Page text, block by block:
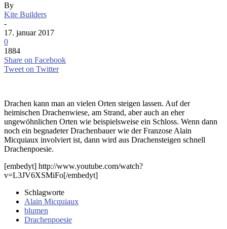
By
Kite Builders
-
17. januar 2017
0
1884
Share on Facebook
Tweet on Twitter
Drachen kann man an vielen Orten steigen lassen. Auf der
heimischen Drachenwiese, am Strand, aber auch an eher
ungewöhnlichen Orten wie beispielsweise ein Schloss. Wenn dann
noch ein begnadeter Drachenbauer wie der Franzose Alain
Micquiaux involviert ist, dann wird aus Drachensteigen schnell
Drachenpoesie.
[embedyt] http://www.youtube.com/watch?
v=L3JV6XSMiFo[/embedyt]
Schlagworte
Alain Micquiaux
blumen
Drachenpoesie